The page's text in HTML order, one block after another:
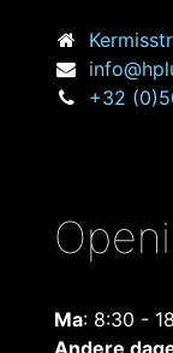
+32
Ma: 8:30 -
Andere